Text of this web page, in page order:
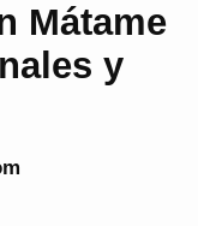
Mátame
y